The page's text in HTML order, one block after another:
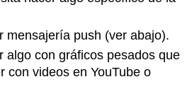
mensajería push (ver abajo).
algo con gráficos pesados que
con videos en YouTube o